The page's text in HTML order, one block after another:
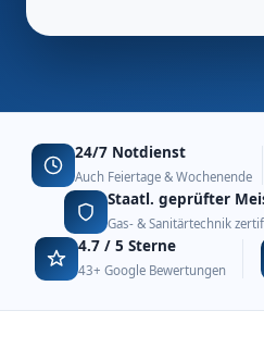
24/7 Notdienst
Auch Feiertage & Wochenende
Staatl. geprüfter
Gas- & Sanitärtechnik
4.7 / 5 Sterne
43+ Google Bewertungen